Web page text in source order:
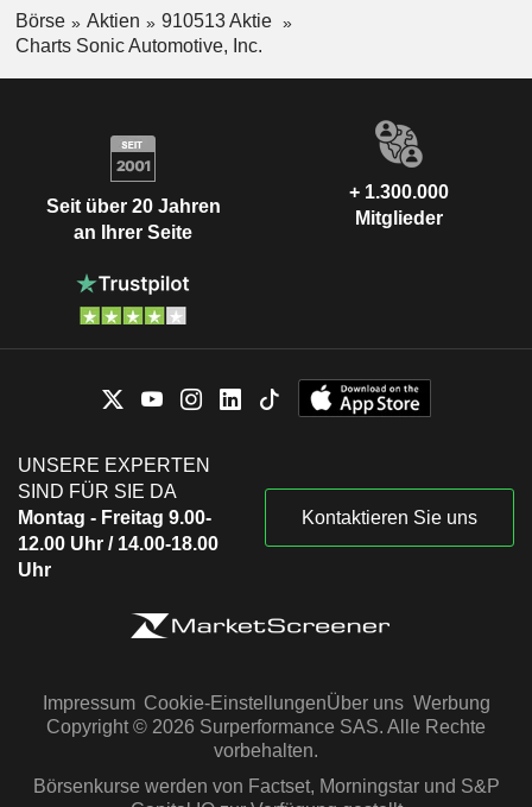
Börse Aktien
910513 Aktie
Charts Sonic Automotive, Inc.
Seit über 20 Jahren
an Ihrer Seite
+ 1.300.000
Mitglieder
UNSERE EXPERTEN
SIND FÜR SIE DA
Montag - Freitag 9.00-
12.00 Uhr / 14.00-18.00
Uhr
Kontaktieren Sie uns
Impressum Cookie-EinstellungenÜber uns Werbung
Copyright © 2026 Surperformance SAS. Alle Rechte
vorbehalten.
Börsenkurse werden von Factset, Morningstar und S&P